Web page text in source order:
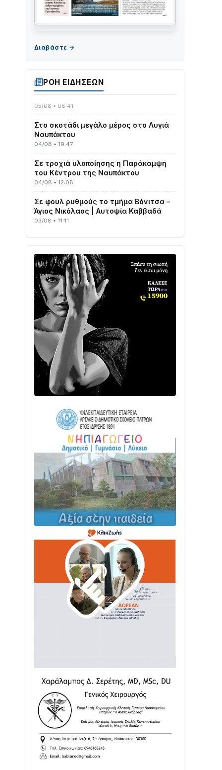
ΡΟΗ ΕΙΔΗΣΕΩΝ
Γιορτή της Τράτας 2026 | Ερατεινή
ΤΟ ΠΑΡΤΥ ΣΥΝΕΧΙΖΕΤΑΙ…
05/08 • 08:41
Στο σκοτάδι μεγάλο μέρος στο Λυγιά
Ναυπάκτου
04/08 • 19:47
Σε τροχιά υλοποίησης η Παράκαμψη
του Κέντρου της Ναυπάκτου
04/08 • 12:08
Σε φουλ ρυθμούς το τμήμα Βόνιτσα –
Άγιος Νικόλαος | Αυτοψία Καββαδά
03/08 • 11:11
Πανήγυρη της Μεταμορφώσεως του
03/08 • 07:45
Ενισχύεται η Πολιτική Προστασία στο
Δήμο Αγρινίου με δύο νέα υδροφόρα
οχήματα
02/08 • 18:26
Διαβάστε την «Ναυπακτία» που
κυκλοφορεί
31/07 • 08:16
Δωρίδα για Όλους: «Καμία εκχώρηση
των νερών στην ΕΥΔΑΠ»
28/07 • 21:46
κυκλοφορεί
24/07 • 11:31
Γιορτή της Τράτας 2026 | Ερατεινή
Δωρίδας: Παράδοση, Χορός & Γλέντι!
08/08 • 12:01
ΤΟ ΠΑΡΤΥ ΣΥΝΕΧΙΖΕΤΑΙ…
05/08 • 08:41
Στο σκοτάδι μεγάλο μέρος στο Λυγιά
Ναυπάκτου
04/08 • 19:47
Σε τροχιά υλοποίησης η Παράκαμψη
του Κέντρου της Ναυπάκτου
04/08 • 12:08
Σε φουλ ρυθμούς το τμήμα Βόνιτσα –
Άγιος Νικόλαος | Αυτοψία Καββαδά
03/08 • 11:11
Με Αρχιερατική Λαμπρότητα η
Ενισχύεται η Πολιτική Προστασία στο
Δήμο Αγρινίου με δύο νέα υδροφόρα
02/08 • 18:26
Διαβάστε την «Ναυπακτία» που
κυκλοφορεί
31/07 • 08:16
Δωρίδα για Όλους: «Καμία εκχώρηση